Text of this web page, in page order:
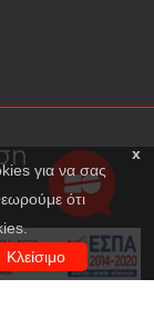
x
για να σας
ότι
Κλείσιμο